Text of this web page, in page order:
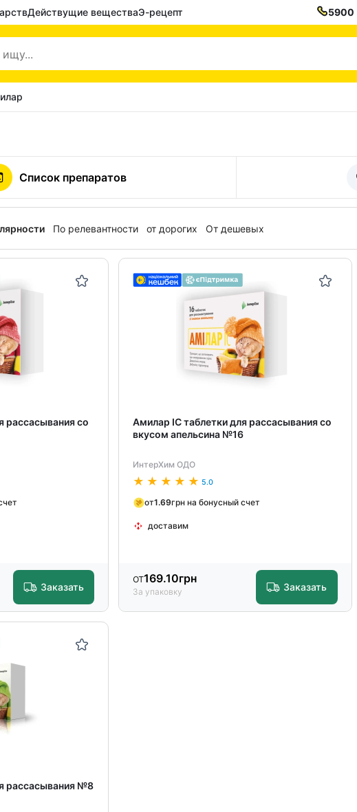
Действущие веществаЭ-рецепт 5900
Список препаратов
По релевантности от дорогих От дешевых
рассасывания со
Заказать
Амилар ІС таблетки для рассасывания со
вкусом апельсина №16
ИнтерХим ОДО
5.0
от1.69грн на бонусный счет
доставим
от169.10грн
За упаковку Заказать
рассасывания №8